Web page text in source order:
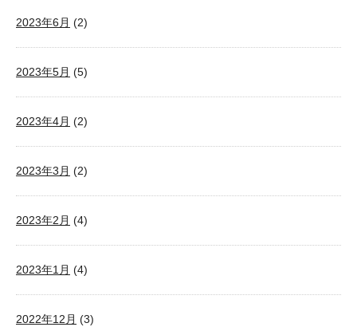
2023年6月 (2)
2023年5月 (5)
2023年4月 (2)
2023年3月 (2)
2023年2月 (4)
2023年1月 (4)
2022年12月 (3)